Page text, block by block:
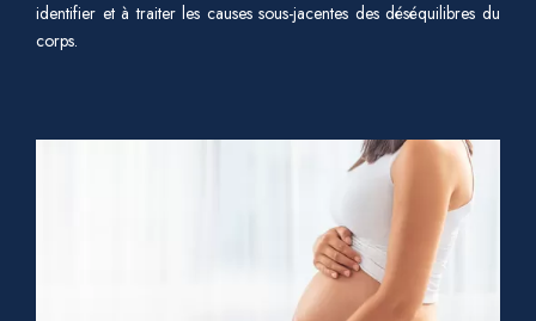
identifier et à traiter les causes sous-jacentes des déséquilibres du
corps.